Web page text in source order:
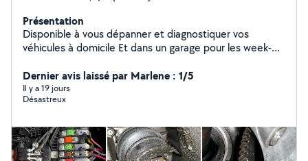
Présentation
Disponible à vous dépanner et diagnostiquer vos
véhicules à domicile Et dans un garage pour les week-
Dernier avis laissé par Marlene : 1/5
Il y a 19 jours
Désastreux